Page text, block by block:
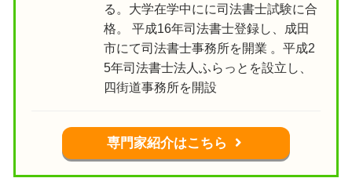
る。大学在学中にに司法書士試験に合
格。 平成16年司法書士登録し、成田
市にて司法書士事務所を開業 。平成2
5年司法書士法人ふらっとを設立し、
四街道事務所を開設
専門家紹介はこちら